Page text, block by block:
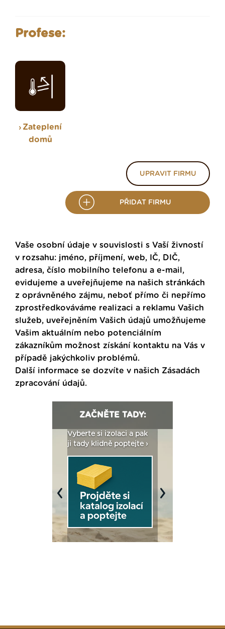
Profese:
Zateplení
domů
UPRAVIT FIRMU
PŘIDAT FIRMU
Vaše osobní údaje v souvislosti s Vaší živností
v rozsahu: jméno, příjmení, web, IČ, DIČ,
adresa, číslo mobilního telefonu a e-mail,
evidujeme a uveřejňujeme na našich stránkách
z oprávněného zájmu, neboť přímo či nepřímo
zprostředkováváme realizaci a reklamu Vašich
služeb, uveřejněním Vašich údajů umožňujeme
Vašim aktuálním nebo potenciálním
zákazníkům možnost získání kontaktu na Vás v
případě jakýchkoliv problémů.
Další informace se dozvíte v našich Zásadách
zpracování údajů.
ZAČNĚTE TADY:
Vyberte si izolaci a pak
ji tady klidně poptejte ›
Previous Next